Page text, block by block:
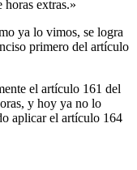
horas extras.»
ya lo vimos, se logra
primero del artículo
el artículo 161 del
y hoy ya no lo
aplicar el artículo 164